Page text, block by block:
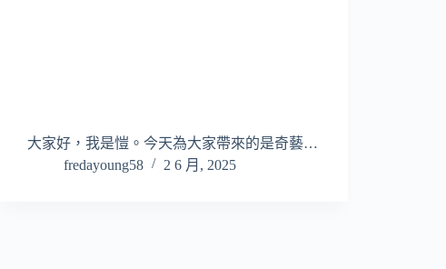
大家好，我是愷。今天為大家帶來的是奇藝…
fredayoung58
2 6 月, 2025